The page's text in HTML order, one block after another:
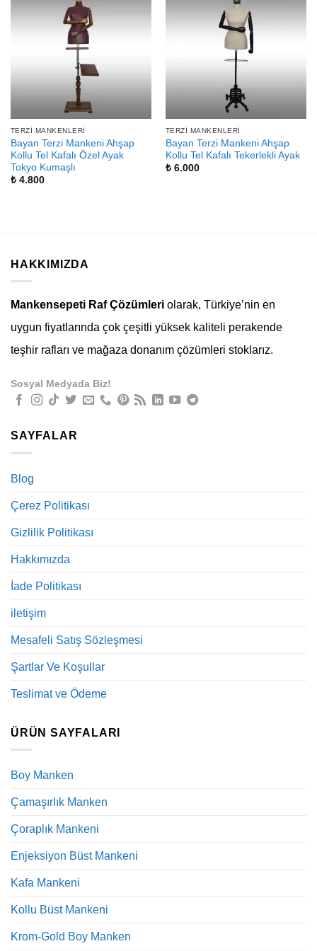
TERZI MANKENLERI
Bayan Terzi Mankeni Ahşap
Kollu Tel Kafalı Özel Ayak
Tokyo Kumaşlı
₺4.800
TERZI MANKENLERI
Bayan Terzi Mankeni Ahşap
Kollu Tel Kafalı Tekerlekli Ayak
₺6.000
HAKKIMIZDA
Mankensepeti Raf Çözümleri olarak, Türkiye’nin en
uygun fiyatlarında çok çeşitli yüksek kaliteli perakende
teşhir rafları ve mağaza donanım çözümleri stoklarız.
Sosyal Medyada Biz!
SAYFALAR
Blog
Çerez Politikası
Gizlilik Politikası
Hakkımızda
İade Politikası
iletişim
Mesafeli Satış Sözleşmesi
Şartlar Ve Koşullar
Teslimat ve Ödeme
ÜRÜN SAYFALARI
Boy Manken
Çamaşırlık Manken
Çoraplık Mankeni
Enjeksiyon Büst Mankeni
Kafa Mankeni
Kollu Büst Mankeni
Krom-Gold Boy Manken